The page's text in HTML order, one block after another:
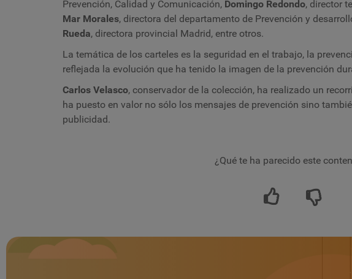
Prevención, Calidad y Comunicación, Domingo Redondo, director
Mar Morales, directora del departamento de Prevención y
Rueda, directora provincial Madrid, entre otros.
La temática de los carteles es la seguridad en el trabajo, la
reflejada la evolución que ha tenido la imagen de la prevención
Carlos Velasco, conservador de la colección, ha realizado un
ha puesto en valor no sólo los mensajes de prevención sino
publicidad.
¿Qué te ha parecido este